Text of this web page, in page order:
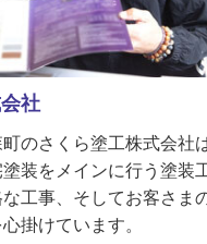
社
のさくら塗工株式会社
装をメインに行う塗装
工事、そしてお客さま
掛けています。